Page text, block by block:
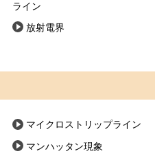
ライン
放射電界
マイクロストリップライン
マンハッタン現象